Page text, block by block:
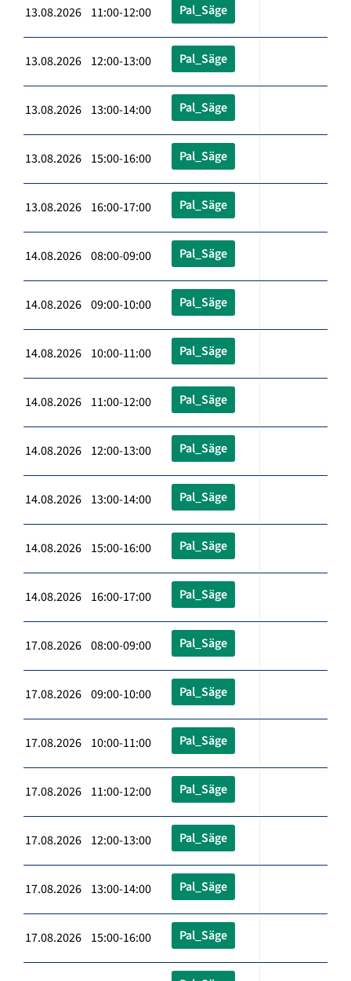
13.08.2026 11:00-12:00 Pal_Säge
13.08.2026 12:00-13:00 Pal_Säge
13.08.2026 13:00-14:00 Pal_Säge
13.08.2026 15:00-16:00 Pal_Säge
13.08.2026 16:00-17:00 Pal_Säge
14.08.2026 08:00-09:00 Pal_Säge
14.08.2026 09:00-10:00 Pal_Säge
14.08.2026 10:00-11:00 Pal_Säge
14.08.2026 11:00-12:00 Pal_Säge
14.08.2026 12:00-13:00 Pal_Säge
14.08.2026 13:00-14:00 Pal_Säge
14.08.2026 15:00-16:00 Pal_Säge
14.08.2026 16:00-17:00 Pal_Säge
17.08.2026 08:00-09:00 Pal_Säge
17.08.2026 09:00-10:00 Pal_Säge
17.08.2026 10:00-11:00 Pal_Säge
17.08.2026 11:00-12:00 Pal_Säge
17.08.2026 12:00-13:00 Pal_Säge
17.08.2026 13:00-14:00 Pal_Säge
17.08.2026 15:00-16:00 Pal_Säge